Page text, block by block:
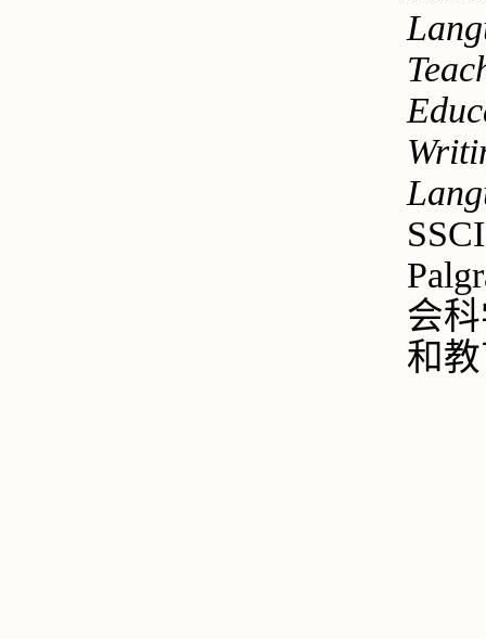
SSCI
会
和